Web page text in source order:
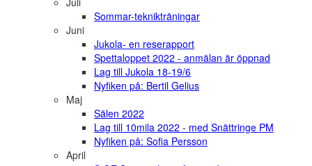
Sommar-teknikträningar
Juni
Jukola- en reserapport
Spettaloppet 2022 - anmälan är öppnad
Lag till Jukola 18-19/6
Nyfiken på: Bertil Gelius
Maj
Sälen 2022
Lag till 10mila 2022 - med Snättringe PM
Nyfiken på: Sofia Persson
April